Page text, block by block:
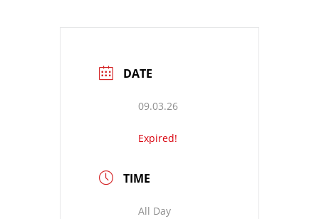
DATE
09.03.26
Expired!
TIME
All Day